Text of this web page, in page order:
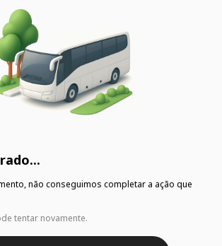
não conseguimos completar a ação que
tentar novamente.